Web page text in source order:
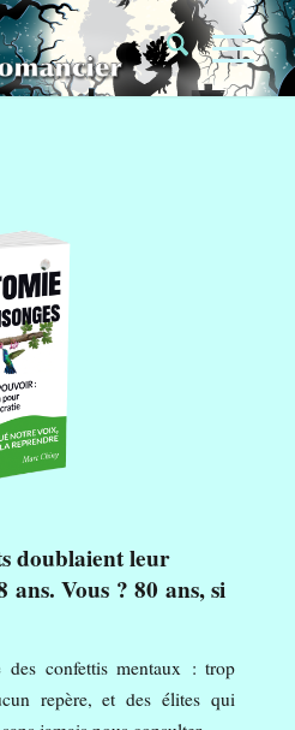
doublaient leur
ans. Vous ? 80 ans, si
des confettis mentaux : trop
repère, et des élites qui